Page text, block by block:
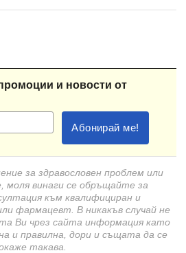
и новости от
за здравословен проблем или
моля винаги се обръщайте за
към квалифициран и
фармацевт. В никакъв случай не
Ви чрез сайта информация като
и правилна, дори и същата да се
такава.